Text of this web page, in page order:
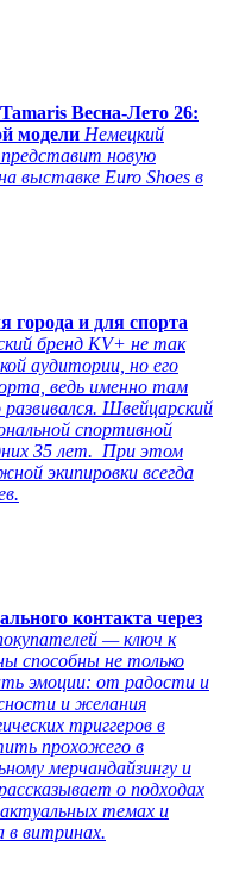
Весна-Лето 26:
модели Немецкий
представит новую
выставке Euro Shoes в
города и для спорта
бренд KV+ не так
аудитории, но его
ведь именно там
Швейцарский
спортивной
35 лет. При этом
экипировки всегда
контакта через
— ключ к
способны не только
эмоции: от радости и
и желания
триггеров в
прохожего в
мерчандайзингу и
о подходах
темах и
в витринах.